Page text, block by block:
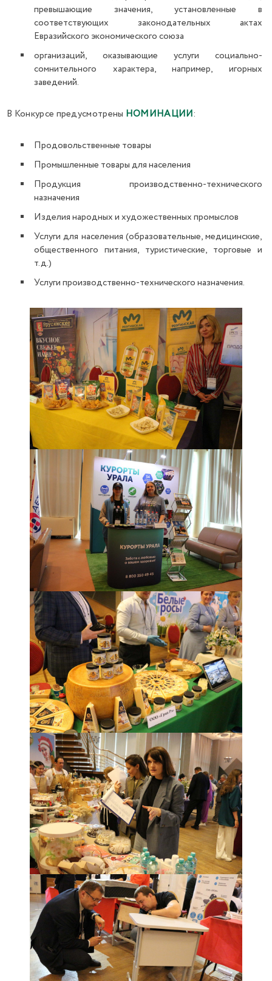
превышающие значения, установленные в
соответствующих законодательных актах
Евразийского экономического союза
организаций, оказывающие услуги социально-
сомнительного характера, например, игорных
заведений.
В Конкурсе предусмотрены НОМИНАЦИИ:
Продовольственные товары
Промышленные товары для населения
Продукция производственно-технического
назначения
Изделия народных и художественных промыслов
Услуги для населения (образовательные, медицинские,
общественного питания, туристические, торговые и
т.д.)
Услуги производственно-технического назначения.